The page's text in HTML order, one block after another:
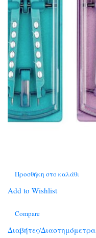
Προσθήκη στο καλάθι
Add to Wishlist
Compare
Διαβήτες/Διαστημόμετρα